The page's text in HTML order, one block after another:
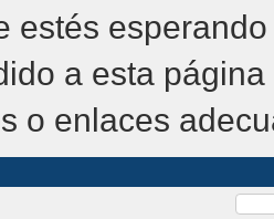
estés
a esta
o enlaces